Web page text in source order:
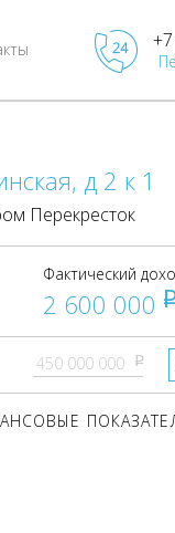
д 2 к 1
Перекресток
Фактический
2 600 000
pуб